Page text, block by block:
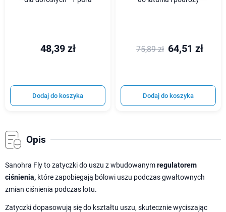
48,39 zł
Dodaj do koszyka
75,89 zł 64,51 zł
Dodaj do koszyka
Opis
Sanohra Fly to zatyczki do uszu z wbudowanymregulatorem
ciśnienia, które zapobiegają bólowi uszu podczas gwałtownych
zmian ciśnienia podczas lotu.
Zatyczki dopasowują się do kształtu uszu, skutecznie wyciszając